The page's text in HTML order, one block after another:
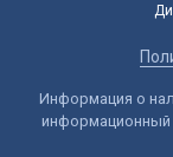
Информация о
информационный